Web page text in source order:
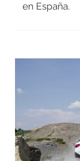
en España.